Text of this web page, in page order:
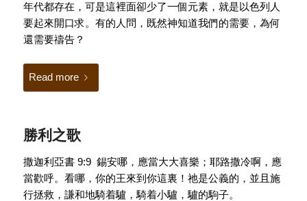
年代都存在，可是這裡面卻少了一個元素，就是以色列人
要起來開口求。有的人問，既然神知道我們的需要，為何
還需要禱告？
Read more
勝利之歌
撒迦利亞書 9:9 錫安哪，應當大大喜樂；耶路撒冷啊，應
當歡呼。看哪，你的王來到你這裏！祂是公義的，並且施
行拯救，謙和地騎着驢，騎着小驢，驢的駒子。